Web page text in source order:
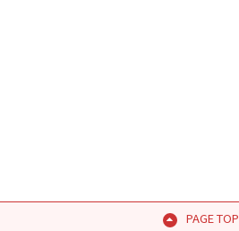
PAGE TOP